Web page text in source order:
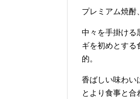
プレミアム焼酎
中々を手掛ける
ギを初めとする
的。
香ばしい味わい
とより食事と合